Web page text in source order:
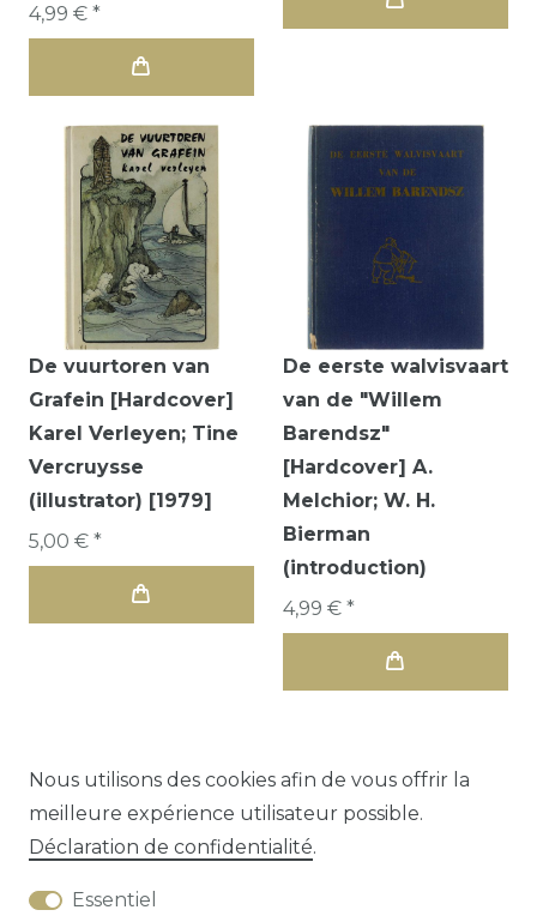
4,99 € *
De vuurtoren van
Grafein [Hardcover]
Karel Verleyen; Tine
Vercruysse
(illustrator) [1979]
5,00 € *
De eerste walvisvaart
van de "Willem
Barendsz"
[Hardcover] A.
Melchior; W. H.
Bierman
(introduction)
4,99 € *
1 2 3
Nous utilisons des cookies afin de vous offrir la
meilleure expérience utilisateur possible.
Déclaration de confidentialité.
Essentiel